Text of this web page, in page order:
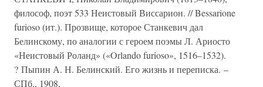
философ, поэт 533 Неистовый Виссарион. // Bessarione
furioso (ит.). Прозвище, которое Станкевич дал
Белинскому, по аналогии с героем поэмы Л. Ариосто
«Неистовый Роланд» («Orlando furioso», 1516–1532).
? Пыпин А. Н. Белинский. Его жизнь и переписка. –
СПб., 1908,